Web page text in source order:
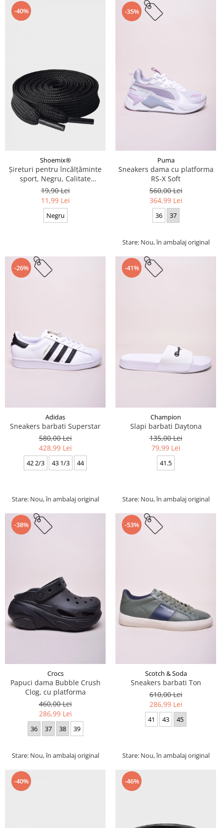
-40%
Shoemix®
Șireturi pentru încălțăminte
sport, Negru, Calitate
premium, 110 cm x 0.8 cm
19,90 Lei
11,99 Lei
Negru
-35%
Puma
Sneakers dama cu platforma
RS-X Soft
560,00 Lei
364,99 Lei
36 37
Stare: Nou, în ambalaj original
-26%
Adidas
Sneakers barbati Superstar
580,00 Lei
428,99 Lei
42 2/3 43 1/3 44
Stare: Nou, în ambalaj original
-41%
Champion
Slapi barbati Daytona
135,00 Lei
79,99 Lei
41.5
Stare: Nou, în ambalaj original
-38%
Crocs
Papuci dama Bubble Crush
Clog, cu platforma
460,00 Lei
286,99 Lei
36 37 38 39
Stare: Nou, în ambalaj original
-53%
Scotch & Soda
Sneakers barbati Ton
610,00 Lei
286,99 Lei
41 43 45
Stare: Nou, în ambalaj original
-40% -46%